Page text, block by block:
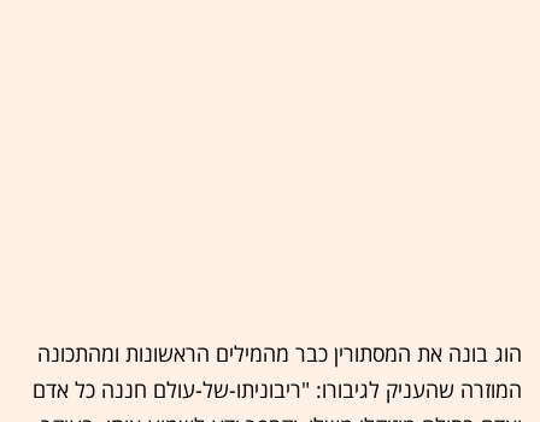
הוג בונה את המסתורין כבר מהמילים הראשונות ומהתכונה
המוזרה שהעניק לגיבורו: "ריבוניתו-של-עולם חננה כל אדם